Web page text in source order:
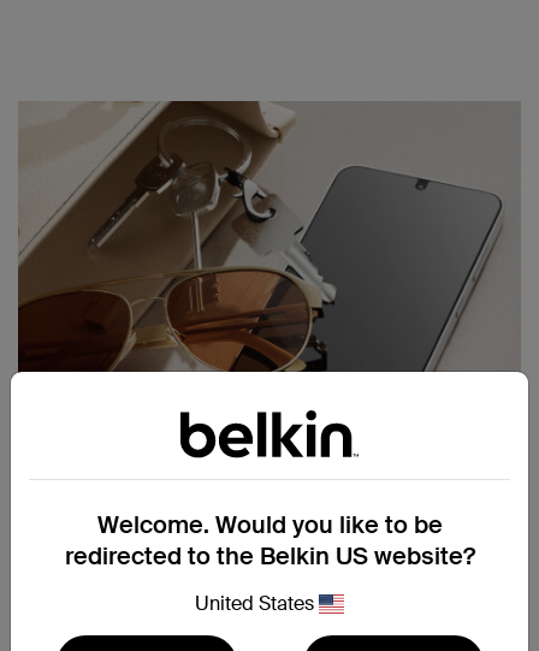
9H 연필 경도 등급
내긁기성이 높아 열쇠, 동전, 일상 속 마모로부터 보호
Welcome. Would you like to be
redirected to the Belkin US website?
United States